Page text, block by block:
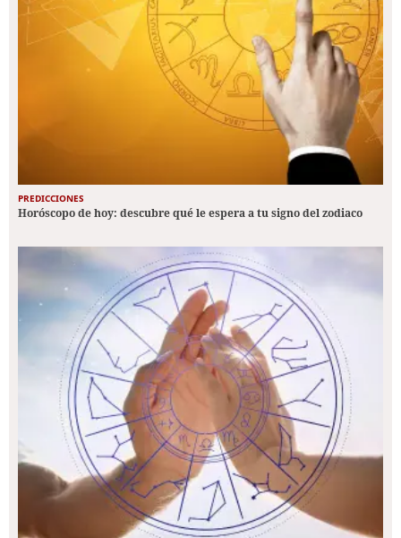
PREDICCIONES
Horóscopo de hoy: descubre qué le espera a tu signo del zodiaco